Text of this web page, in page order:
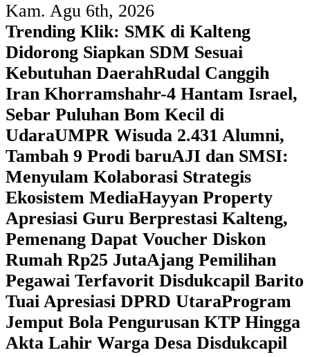
Kam. Agu 6th, 2026
Trending Klik: SMK di Kalteng
Didorong Siapkan SDM Sesuai
Kebutuhan DaerahRudal Canggih
Iran Khorramshahr-4 Hantam Israel,
Sebar Puluhan Bom Kecil di
UdaraUMPR Wisuda 2.431 Alumni,
Tambah 9 Prodi baruAJI dan SMSI:
Menyulam Kolaborasi Strategis
Ekosistem MediaHayyan Property
Apresiasi Guru Berprestasi Kalteng,
Pemenang Dapat Voucher Diskon
Rumah Rp25 JutaAjang Pemilihan
Pegawai Terfavorit Disdukcapil Barito
Tuai Apresiasi DPRD UtaraProgram
Jemput Bola Pengurusan KTP Hingga
Akta Lahir Warga Desa Disdukcapil